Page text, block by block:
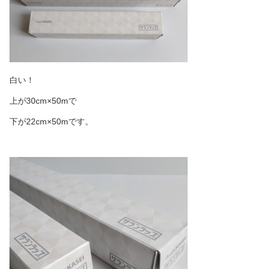
白い！
上が30cm×50mで
下が22cm×50mです。